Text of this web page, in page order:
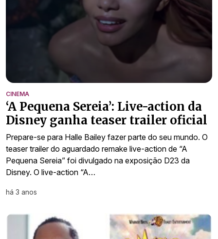
CINEMA
‘A Pequena Sereia’: Live-action da
Disney ganha teaser trailer oficial
Prepare-se para Halle Bailey fazer parte do seu mundo. O
teaser trailer do aguardado remake live-action de “A
Pequena Sereia” foi divulgado na exposição D23 da
Disney. O live-action “A…
há 3 anos